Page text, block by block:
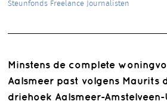
Steunfonds Freelance Journalisten
Minstens de complete
Aalsmeer past volgens Maurits
driehoek Aalsmeer-